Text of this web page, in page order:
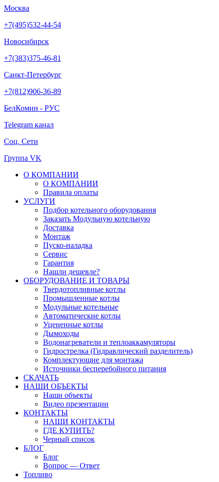
Москва
+7(495)532-44-54
Новосибирск
+7(383)375-46-81
Санкт-Петербург
+7(812)906-36-89
БелКомин - РУС
Telegram канал
Соц. Сети
Группа VK
О КОМПАНИИ
О КОМПАНИИ
Правила оплаты
УСЛУГИ
Подбор котельного оборудования
Заказать Модульную котельную
Доставка
Монтаж
Пуско-наладка
Сервис
Гарантия
Нашли дешевле?
ОБОРУДОВАНИЕ И ТОВАРЫ
Твердотопливные котлы
Промышленные котлы
Модульные котельные
Автоматические котлы
Уцененные котлы
Дымоходы
Водонагреватели и теплоаккамуляторы
Гидрострелка (Гидравлический разделитель)
Комплектующие для монтажа
Источники бесперебойного питания
СКАЧАТЬ
НАШИ ОБЪЕКТЫ
Наши объекты
Видео презентации
КОНТАКТЫ
НАШИ КОНТАКТЫ
ГДЕ КУПИТЬ?
Черный список
БЛОГ
Блог
Вопрос — Ответ
Топливо